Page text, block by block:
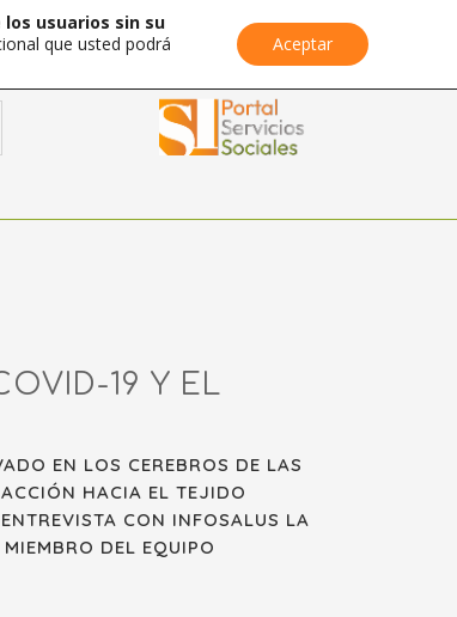
19 Y EL
EN LOS CEREBROS DE LAS
HACIA EL TEJIDO
CON INFOSALUS LA
DEL EQUIPO
usuarios sin su
que usted podrá
Aceptar